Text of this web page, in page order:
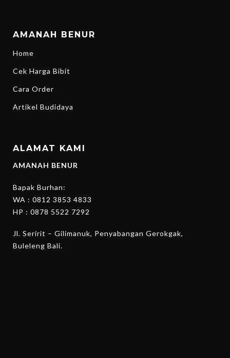
AMANAH BENUR
Home
Cek Harga Bibit
Cara Order
Artikel Budidaya
ALAMAT KAMI
AMANAH BENUR
Bapak Burhan:
WA : 0812 3853 4833
HP : 0878 5522 7292
Jl. Seririt – Gilimanuk, Penyabangan Gerokgak,
Buleleng Bali.